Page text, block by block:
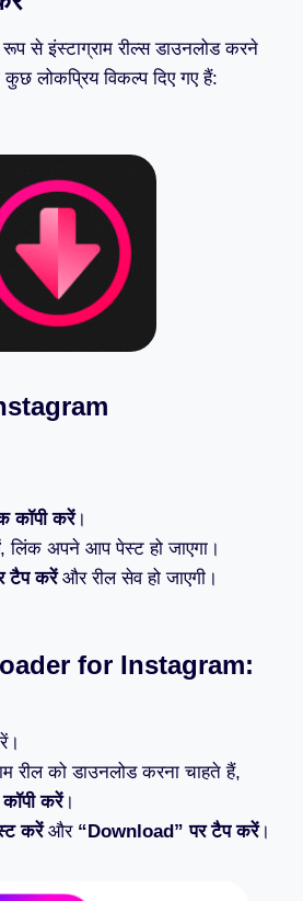
से इंस्टाग्राम रील्स डाउनलोड करने
लोकप्रिय विकल्प दिए गए हैं:
कॉपी करें।
, लिंक अपने आप पेस्ट हो जाएगा।
टैप करेंऔर रील सेव हो जाएगी।
for Instagram:
रील को डाउनलोड करना चाहते हैं,
करें।
करेंऔर “Download” पर टैप करें।